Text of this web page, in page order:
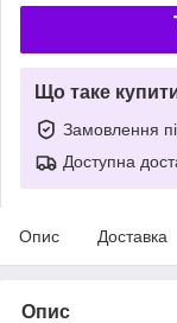
Що таке
Замовлення
Доступна
Опис Доставка
Опис